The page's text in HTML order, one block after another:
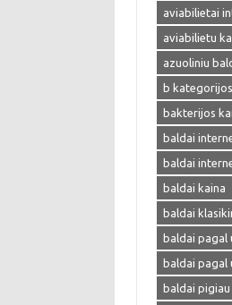
aviabilietai
aviabilietu
azuoliniu
b
bakterijos
baldai
baldai
baldai kaina
baldai
baldai pagal
baldai pagal
baldai